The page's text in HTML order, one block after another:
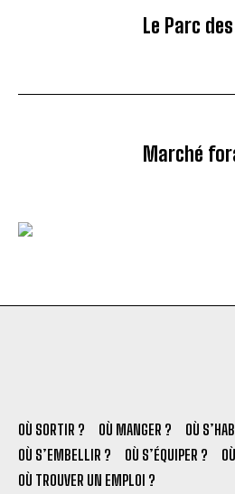
Le Parc
Marché
OÙ SORTIR ? OÙ MANGER ?
OÙ
OÙ S’EMBELLIR ?
OÙ S’ÉQUIPER ?
OÙ TROUVER UN EMPLOI ?